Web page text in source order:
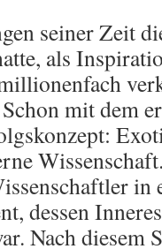
seiner Zeit
als
mit dem
in
dessen
Nach diesem